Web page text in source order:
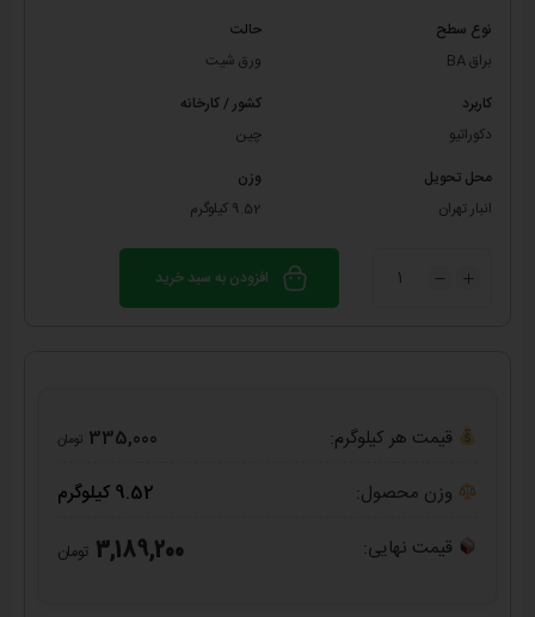
نوع سطح
براق BA
حالت
ورق شیت
کاربرد
دکوراتیو
کشور / کارخانه
چین
محل تحویل
انبار تهران
وزن
9.52 کیلوگرم
افزودن به سبد خرید
قیمت هر کیلوگرم: 335,000 تومان
وزن محصول:
9.52 کیلوگرم
قیمت نهایی:
3,189,200 تومان